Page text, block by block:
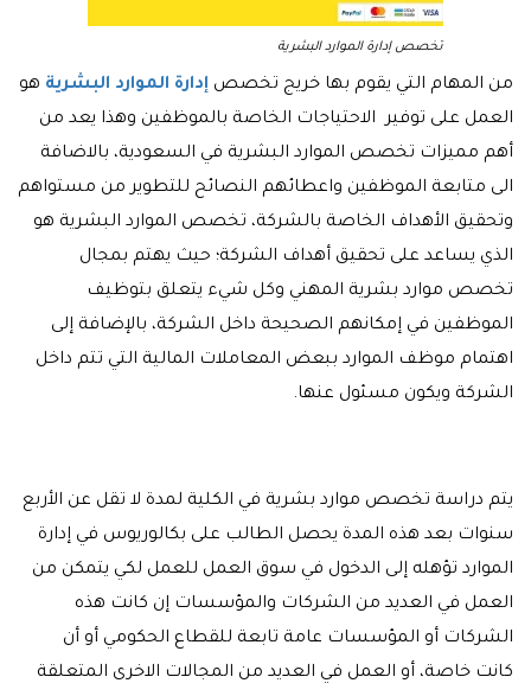
تخصص إدارة الموارد البشرية
من المهام التي يقوم بها خريج تخصص إدارة الموارد البشرية هو
العمل على توفير الاحتياجات الخاصة بالموظفين وهذا يعد من
أهم مميزات تخصص الموارد البشرية في السعودية، بالاضافة
الى متابعة الموظفين واعطائهم النصائح للتطوير من مستواهم
وتحقيق الأهداف الخاصة بالشركة، تخصص الموارد البشرية هو
الذي يساعد على تحقيق أهداف الشركة؛ حيث يهتم بمجال
تخصص موارد بشرية المهني وكل شيء يتعلق بتوظيف
الموظفين في إمكانهم الصحيحة داخل الشركة، بالإضافة إلى
اهتمام موظف الموارد ببعض المعاملات المالية التي تتم داخل
الشركة ويكون مسئول عنها.
يتم دراسة تخصص موارد بشرية في الكلية لمدة لا تقل عن الأربع
سنوات بعد هذه المدة يحصل الطالب على بكالوريوس في إدارة
الموارد تؤهله إلى الدخول في سوق العمل للعمل لكي يتمكن من
العمل في العديد من الشركات والمؤسسات إن كانت هذه
الشركات أو المؤسسات عامة تابعة للقطاع الحكومي أو أن
كانت خاصة، أو العمل في العديد من المجالات الاخرى المتعلقة